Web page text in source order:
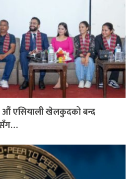
औं एसियाली खेलकुदको बन्द